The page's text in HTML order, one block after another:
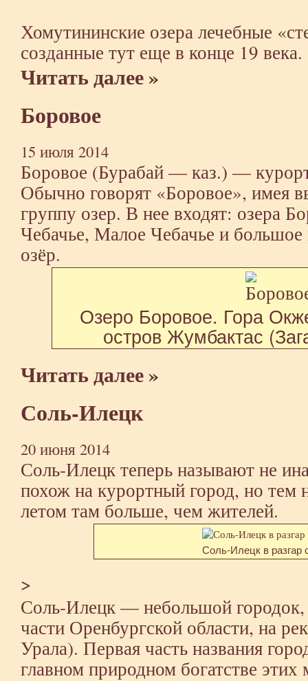
Хомутининские озера лечебные
созданные тут еще в конце 19 века.
Читать далее »
Боровое
15 июля 2014
Боровое (Бурабай — каз.) — курорт
Обычно говорят «Боровое», имея
группу озер. В нее входят: озера
Чебачье, Малое Чебачье и большое
озёр.
Озеро Боровое. Гора
остров Жумбактас
Читать далее »
Соль-Илецк
20 июня 2014
Соль-Илецк теперь называют не
похож на курортный город, но
летом там больше, чем жителей.
Соль-Илецк в разгар
>
Соль-Илецк — небольшой
части Оренбургской области, на
Урала). Первая часть названия
главном природном богатстве